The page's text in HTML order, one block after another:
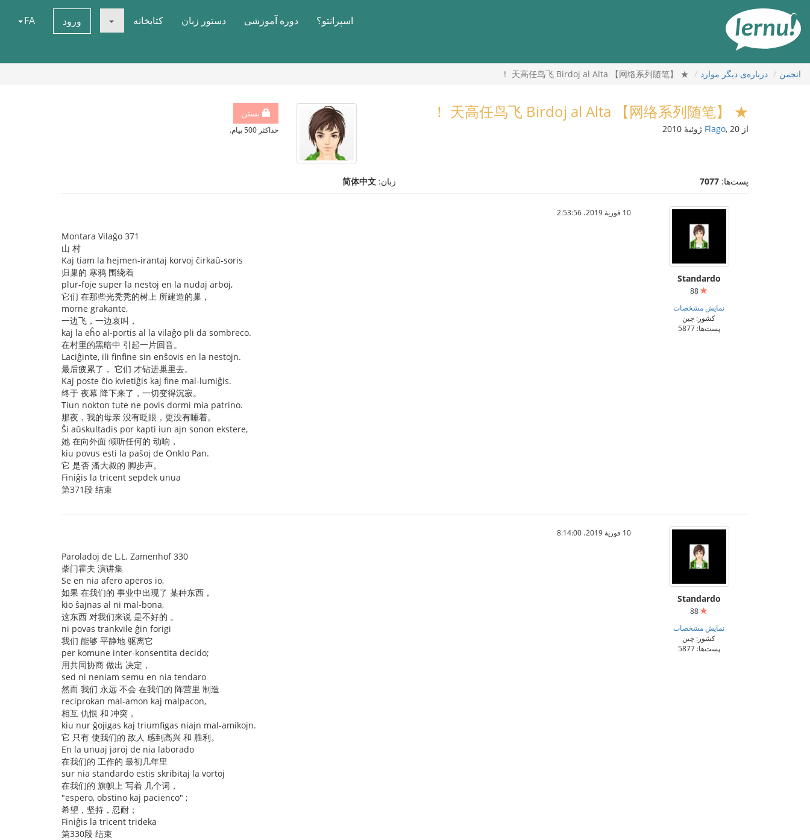
محتوا
اسپرانتو؟ دوره آموزشی دستور زبان کتابخانه ورود FA
انجمن درباره‌ی دیگر موارد ★ 【网络系列随笔】 天高任鸟飞 Birdoj al Alta ！
بستن
حداکثر 500 پیام.
★ 【网络系列随笔】 天高任鸟飞 Birdoj al Alta ！
از Flago, 20 ژوئیهٔ 2010
پست‌ها: 7077 زبان: 简体中文
Standardo
نمایش مشخصات
کشور: چین
پست‌ها: 5877
10 فوریهٔ 2019،‏ 2:53:56
Montara Vilaĝo 371
山 村
Kaj tiam la hejmen-irantaj korvoj ĉirkaŭ-soris
归巢的 寒鸦 围绕着
plur-foje super la nestoj en la nudaj arboj,
它们 在那些光秃秃的树上 所建造的巢，
morne grakante,
一边飞，一边哀叫，
kaj la eĥo al-portis al la vilaĝo pli da sombreco.
在村里的黑暗中 引起一片回音。
Laciĝinte, ili finfine sin enŝovis en la nestojn.
最后疲累了， 它们 才钻进巢里去。
Kaj poste ĉio kvietiĝis kaj fine mal-lumiĝis.
终于 夜幕 降下来了，一切变得沉寂。
Tiun nokton tute ne povis dormi mia patrino.
那夜，我的母亲 没有眨眼，更没有睡着。
Ŝi aŭskultadis por kapti iun ajn sonon ekstere,
她 在向外面 倾听任何的 动响，
kiu povus esti la paŝoj de Onklo Pan.
它 是否 潘大叔的 脚步声。
Finiĝis la tricent sepdek unua
第371段 结束
Standardo
نمایش مشخصات
کشور: چین
پست‌ها: 5877
10 فوریهٔ 2019،‏ 8:14:00
Paroladoj de L.L. Zamenhof 330
柴门霍夫 演讲集
Se en nia afero aperos io,
如果 在我们的 事业中出现了 某种东西，
kio ŝajnas al ni mal-bona,
这东西 对我们来说 是不好的 。
ni povas trankvile ĝin forigi
我们 能够 平静地 驱离它
per komune inter-konsentita decido;
用共同协商 做出 决定，
sed ni neniam semu en nia tendaro
然而 我们 永远 不会 在我们的 阵营里 制造
reciprokan mal-amon kaj malpacon,
相互 仇恨 和 冲突，
kiu nur ĝojigas kaj triumfigas niajn mal-amikojn.
它 只有 使我们的 敌人 感到高兴 和 胜利。
En la unuaj jaroj de nia laborado
在我们的 工作的 最初几年里
sur nia standardo estis skribitaj la vortoj
在我们的 旗帜上 写着 几个词，
"espero, obstino kaj pacienco" ;
希望，坚持，忍耐；
Finiĝis la tricent trideka
第330段 结束